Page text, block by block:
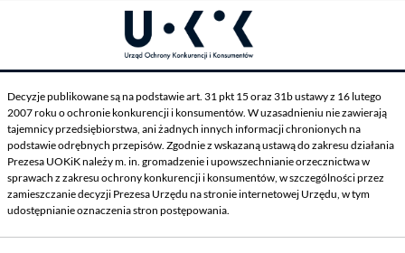
Decyzje publikowane są na podstawie art. 31 pkt 15 oraz 31b ustawy z 16 lutego
2007 roku o ochronie konkurencji i konsumentów. W uzasadnieniu nie zawierają
tajemnicy przedsiębiorstwa, ani żadnych innych informacji chronionych na
podstawie odrębnych przepisów. Zgodnie z wskazaną ustawą do zakresu działania
Prezesa UOKiK należy m. in. gromadzenie i upowszechnianie orzecznictwa w
sprawach z zakresu ochrony konkurencji i konsumentów, w szczególności przez
zamieszczanie decyzji Prezesa Urzędu na stronie internetowej Urzędu, w tym
udostępnianie oznaczenia stron postępowania.